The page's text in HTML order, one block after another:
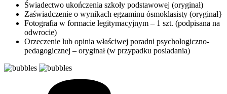
Świadectwo ukończenia szkoły podstawowej (oryginał)
Zaświadczenie o wynikach egzaminu ósmoklasisty (oryginał}
Fotografia w formacie legitymacyjnym – 1 szt. (podpisana na
odwrocie)
Orzeczenie lub opinia właściwej poradni psychologiczno-
pedagogicznej – oryginał (w przypadku posiadania)